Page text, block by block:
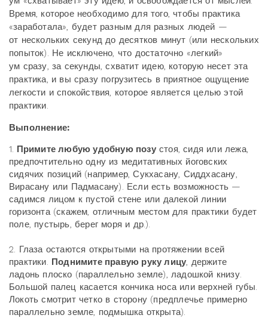
Время, которое необходимо для того, чтобы практика
«заработала», будет разным для разных людей —
от нескольких секунд до десятков минут (или нескольких
попыток). Не исключено, что достаточно «легкий»
ум сразу, за секунды, схватит идею, которую несет эта
практика, и вы сразу погрузитесь в приятное ощущение
легкости и спокойствия, которое является целью этой
практики.
Выполнение:
1. Примите любую удобную позустоя, сидя или лежа,
предпочтительно одну из медитативных йоговских
сидячих позиций (например, Сукхасану, Сиддхасану,
Вирасану или Падмасану). Если есть возможность —
садимся лицом к пустой стене или далекой линии
горизонта (скажем, отличным местом для практики будет
поле, пустырь, берег моря и др.).
2. Глаза остаются открытыми на протяжении всей
практики. Поднимите правую руку лицу, держите
ладонь плоско (параллельно земле), ладошкой книзу.
Большой палец касается кончика носа или верхней губы.
Локоть смотрит четко в сторону (предплечье примерно
параллельно земле, подмышка открыта).